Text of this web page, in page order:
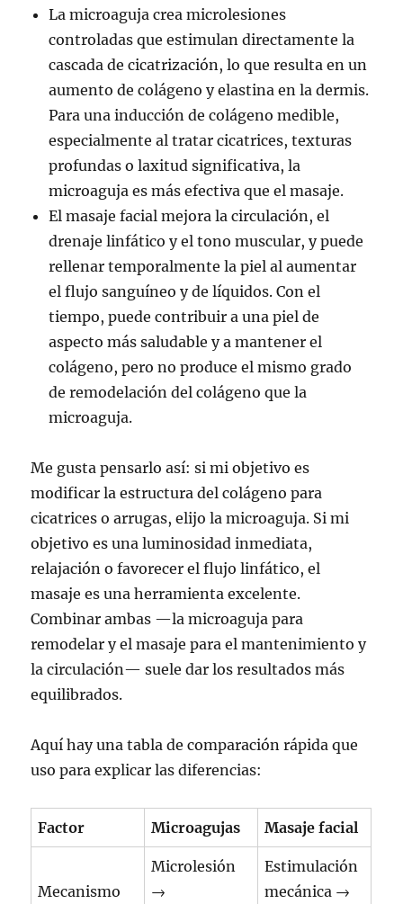
La microaguja crea microlesiones
controladas que estimulan directamente la
cascada de cicatrización, lo que resulta en un
aumento de colágeno y elastina en la dermis.
Para una inducción de colágeno medible,
especialmente al tratar cicatrices, texturas
profundas o laxitud significativa, la
microaguja es más efectiva que el masaje.
El masaje facial mejora la circulación, el
drenaje linfático y el tono muscular, y puede
rellenar temporalmente la piel al aumentar
el flujo sanguíneo y de líquidos. Con el
tiempo, puede contribuir a una piel de
aspecto más saludable y a mantener el
colágeno, pero no produce el mismo grado
de remodelación del colágeno que la
microaguja.
Me gusta pensarlo así: si mi objetivo es
modificar la estructura del colágeno para
cicatrices o arrugas, elijo la microaguja. Si mi
objetivo es una luminosidad inmediata,
relajación o favorecer el flujo linfático, el
masaje es una herramienta excelente.
Combinar ambas —la microaguja para
remodelar y el masaje para el mantenimiento y
la circulación— suele dar los resultados más
equilibrados.
Aquí hay una tabla de comparación rápida que
uso para explicar las diferencias:
Factor Microagujas Masaje facial
Mecanismo
Microlesión
→
Estimulación
mecánica →